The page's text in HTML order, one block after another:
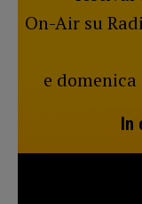
On-Air su
e
In